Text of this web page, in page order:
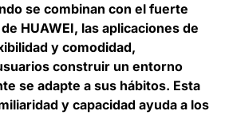
se combinan con el fuerte
HUAWEI, las aplicaciones de
y comodidad,
construir un entorno
se adapte a sus hábitos. Esta
y capacidad ayuda a los